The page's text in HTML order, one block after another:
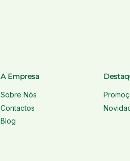
A Empresa
Sobre Nós
Contactos
Blog